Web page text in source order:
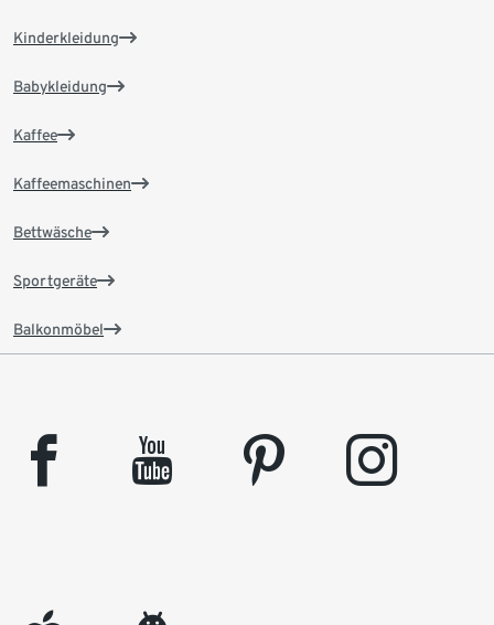
Kinderkleidung
Babykleidung
Kaffee
Kaffeemaschinen
Bettwäsche
Sportgeräte
Balkonmöbel
facebook youtube pinterest instagram